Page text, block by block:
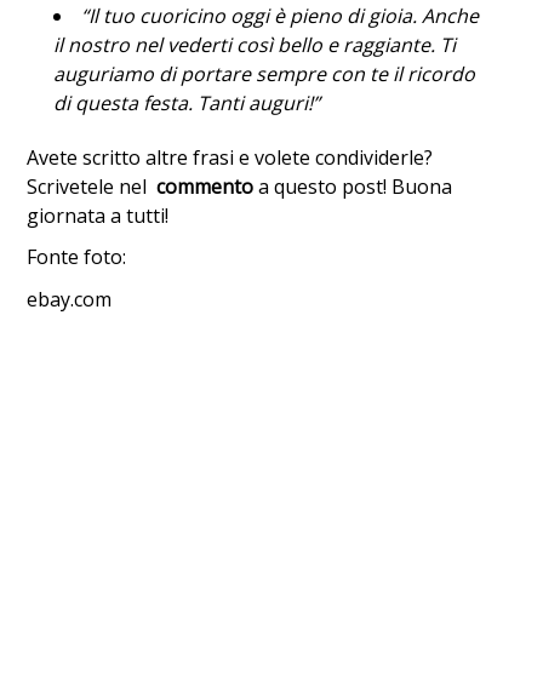
“Il tuo cuoricino oggi è pieno di gioia. Anche
il nostro nel vederti così bello e raggiante. Ti
auguriamo di portare sempre con te il ricordo
di questa festa. Tanti auguri!”
Avete scritto altre frasi e volete condividerle?
Scrivetele nelcommentoa questo post! Buona
giornata a tutti!
Fonte foto:
ebay.com